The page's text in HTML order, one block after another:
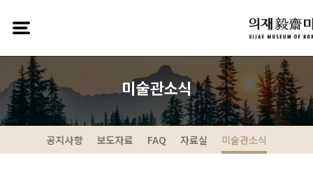
미술관소식
공지사항 보도자료 FAQ 자료실 미술관소식